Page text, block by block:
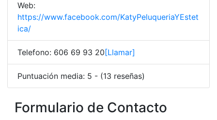
Web:
https://www.facebook.com/KatyPeluqueriaYEstet
ica/
Telefono: 606 69 93 20 [Llamar]
Puntuación media: 5 - (13 reseñas)
Formulario de Contacto